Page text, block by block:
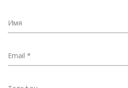
Имя
Email